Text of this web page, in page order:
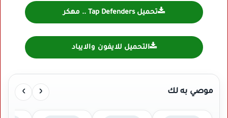
تحميل Tap Defenders .. مهكر
التحميل للايفون والايباد
موصي به لك ‹
›